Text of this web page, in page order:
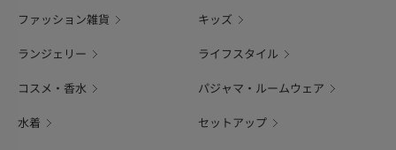
ファッション雑貨 キッズ
ランジェリー ライフスタイル
コスメ・香水 パジャマ・ルームウェア
水着 セットアップ